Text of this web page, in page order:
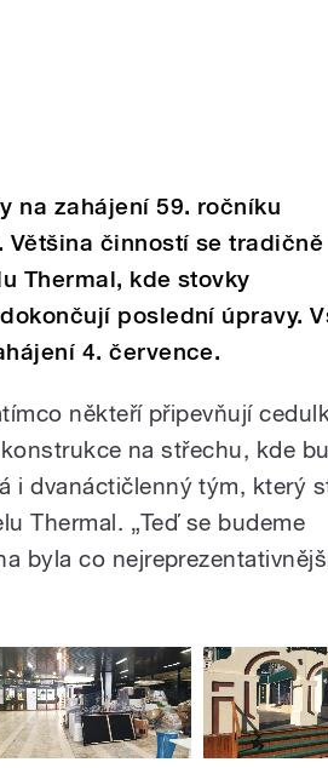
na zahájení 59. ročníku
činností se tradičně
Thermal, kde stovky
poslední úpravy.
4. července.
někteří připevňují
na střechu, kde
i dvanáctičlenný tým, který
Thermal. „Teď se budeme
byla co